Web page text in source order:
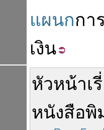
แผนกกา
เงิน
หัวหน้าเ
หนังสือพิ